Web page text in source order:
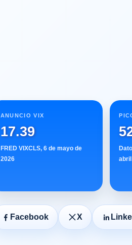
ANUNCIO VIX
17.39
FRED VIXCLS, 6 de mayo de
2026
Facebook X